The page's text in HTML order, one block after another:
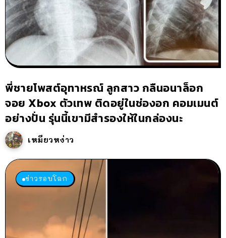
พี่ชายโพสต์อุทาหรณ์ ลูกสาว กลืนอนาล็อก
จอย Xbox ตัวเทพ ติดอยู่ในช่องอก คอมเมนต์
อย่างปั่น รุ่นนี้เขามีสำรองให้ในกล่องนะ
เหมียวหง่าว
ข่าวรอบโลก